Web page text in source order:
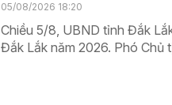
05/08/2026 18:20
Chiều 5/8, UBND tỉnh Đắk
Đắk Lắk năm 2026. Phó